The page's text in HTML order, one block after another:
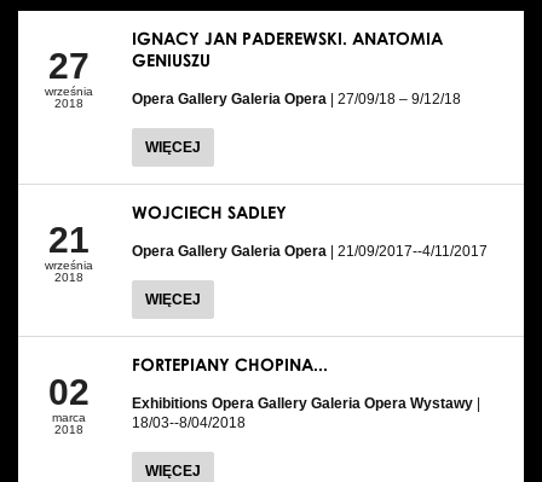
27
września
2018
IGNACY JAN PADEREWSKI. ANATOMIA
GENIUSZU
Opera Gallery Galeria Opera | 27/09/18 – 9/12/18
WIĘCEJ
21
września
2018
WOJCIECH SADLEY
Opera Gallery Galeria Opera | 21/09/2017--4/11/2017
WIĘCEJ
02
marca
2018
FORTEPIANY CHOPINA...
Exhibitions Opera Gallery Galeria Opera Wystawy |
18/03--8/04/2018
WIĘCEJ